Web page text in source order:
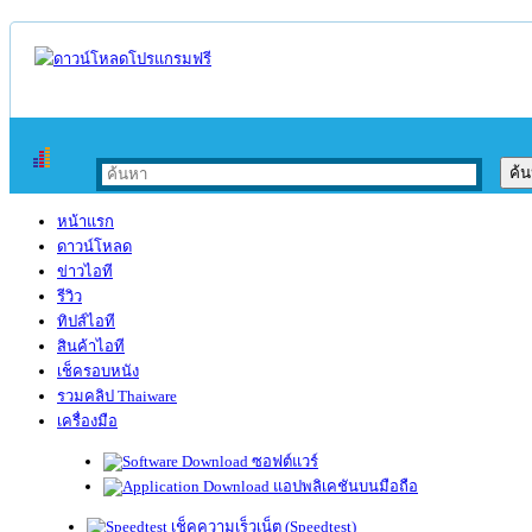
หน้าแรก
ดาวน์โหลด
ข่าวไอที
รีวิว
ทิปส์ไอที
สินค้าไอที
เช็ครอบหนัง
รวมคลิป Thaiware
เครื่องมือ
ซอฟต์แวร์
แอปพลิเคชันบนมือถือ
เช็คความเร็วเน็ต (Speedtest)